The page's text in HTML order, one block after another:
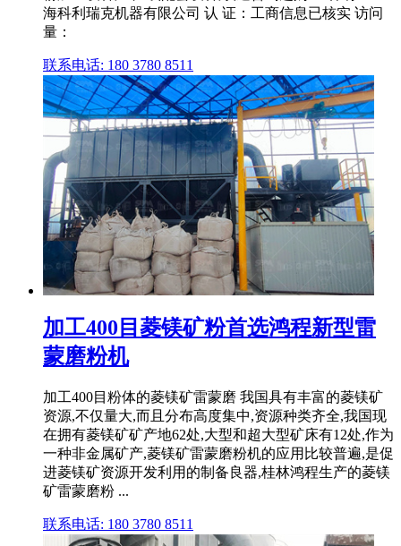
海科利瑞克机器有限公司 认 证：工商信息已核实 访问
量：
联系电话: 180 3780 8511
加工400目菱镁矿粉首选鸿程新型雷
蒙磨粉机
加工400目粉体的菱镁矿雷蒙磨 我国具有丰富的菱镁矿
资源,不仅量大,而且分布高度集中,资源种类齐全,我国现
在拥有菱镁矿矿产地62处,大型和超大型矿床有12处,作为
一种非金属矿产,菱镁矿雷蒙磨粉机的应用比较普遍,是促
进菱镁矿资源开发利用的制备良器,桂林鸿程生产的菱镁
矿雷蒙磨粉 ...
联系电话: 180 3780 8511